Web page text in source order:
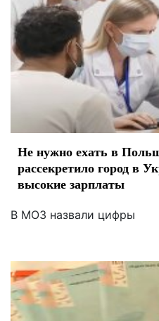
Не нужно ехать в
рассекретило город в
высокие зарплаты
В МОЗ назвали цифры